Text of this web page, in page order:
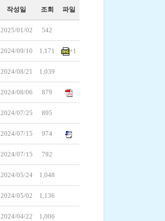
작성일 조회 파일
2025/01/02 542
2024/09/10 1,171 +1
2024/08/21 1,039
2024/08/06 879
2024/07/25 895
2024/07/15 974
2024/07/15 792
2024/05/24 1,048
2024/05/02 1,136
2024/04/22 1,006